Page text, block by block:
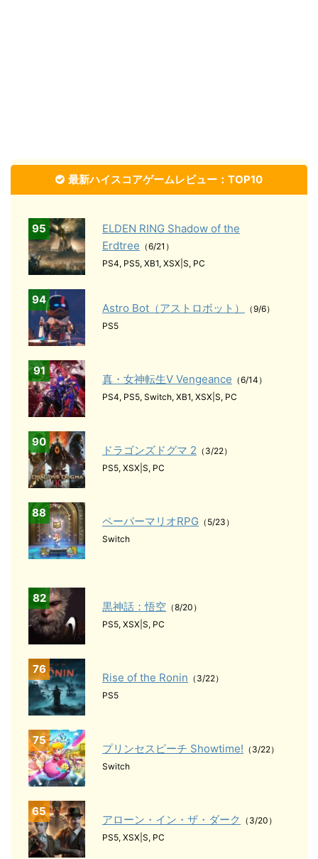
最新ハイスコアゲームレビュー：TOP10
95
ELDEN RING Shadow of the
Erdtree （6/21）
PS4, PS5, XB1, XSX|S, PC
94
Astro Bot（アストロボット）
（9/6）
PS5
91
真・女神転生Ⅴ Vengeance （6/14）
PS4, PS5, Switch, XB1, XSX|S, PC
90
ドラゴンズドグマ 2 （3/22）
PS5, XSX|S, PC
88
ペーパーマリオRPG （5/23）
Switch
82
黒神話：悟空 （8/20）
PS5, XSX|S, PC
76
Rise of the Ronin （3/22）
PS5
75
プリンセスピーチ Showtime! （3/22）
Switch
65
アローン・イン・ザ・ダーク （3/20）
PS5, XSX|S, PC